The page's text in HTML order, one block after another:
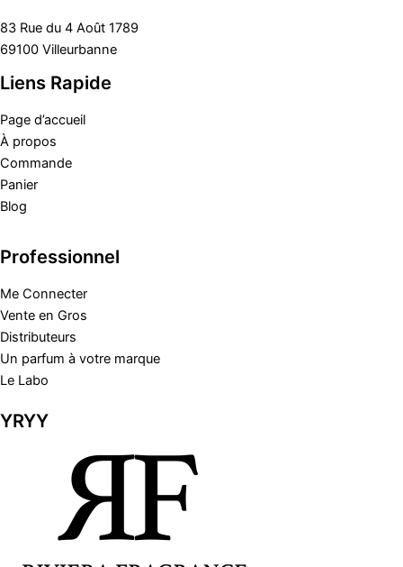
83 Rue du 4 Août 1789
69100 Villeurbanne
Liens Rapide
Page d’accueil
À propos
Commande
Panier
Blog
Professionnel
Me Connecter
Vente en Gros
Distributeurs
Un parfum à votre marque
Le Labo
YRYY